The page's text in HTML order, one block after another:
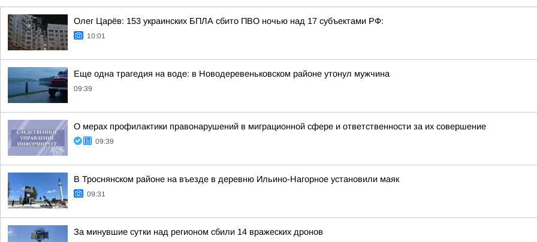
Олег Царёв: 153 украинских БПЛА сбито ПВО ночью над 17 субъектами РФ:
10:01
Еще одна трагедия на воде: в Новодеревеньковском районе утонул мужчина
09:39
О мерах профилактики правонарушений в миграционной сфере и ответственности за их совершение
09:39
В Троснянском районе на въезде в деревню Ильино-Нагорное установили маяк
09:31
За минувшие сутки над регионом сбили 14 вражеских дронов